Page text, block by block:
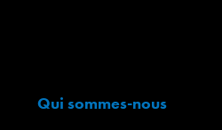
Qui sommes-nous